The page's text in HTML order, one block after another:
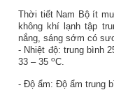
Thời tiết Nam Bộ ít
không khí lạnh tập
nắng, sáng sớm có
- Nhiệt độ: trung bình
33 – 35 oC.
- Độ ẩm: Độ ẩm trung